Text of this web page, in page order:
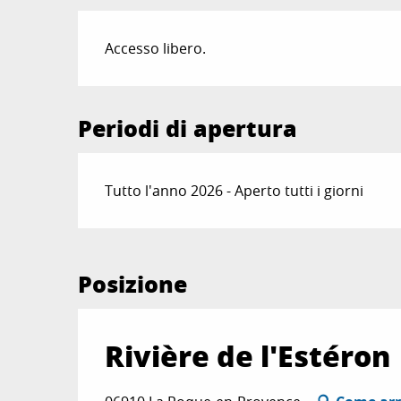
Accesso libero.
Periodi di apertura
Tutto l'anno 2026 - Aperto tutti i giorni
Posizione
Rivière de l'Estéron